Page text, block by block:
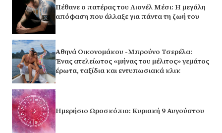
Πέθανε ο πατέρας του Λιονέλ Μέσι: Η μεγάλη
απόφαση που άλλαξε για πάντα τη ζωή του
Αθηνά Οικονομάκου -Μπρούνο Τσερέλα:
Ένας ατελείωτος «μήνας του μέλιτος» γεμάτος
έρωτα, ταξίδια και εντυπωσιακά κλικ
Ημερήσιο Ωροσκόπιο: Κυριακή 9 Αυγούστου